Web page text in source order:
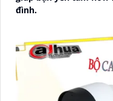
đình.